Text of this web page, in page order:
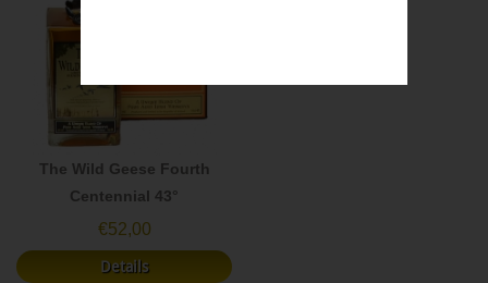
The Wild Geese Fourth
Centennial 43°
€52,00
Details